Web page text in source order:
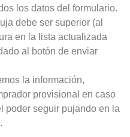
los datos del formulario.
debe ser superior (al
en la lista actualizada
al botón de enviar
la información,
provisional en caso
poder seguir pujando en la